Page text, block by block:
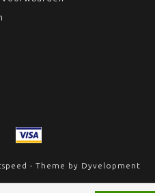
- Theme by Dyvelopment